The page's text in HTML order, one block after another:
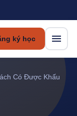
ký học
Có Được Khấu